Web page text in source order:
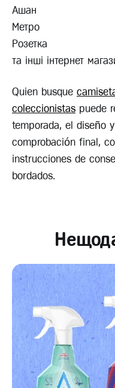
Ашан
Метро
Розетка
та інші інтернет
Quien busque
coleccionistas puede
temporada, el diseño
comprobación final,
instrucciones de
bordados.